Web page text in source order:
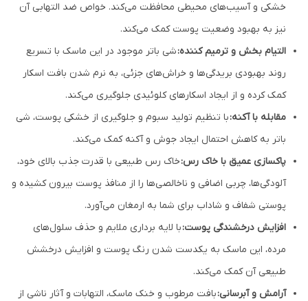
خشکی و آسیب‌های محیطی محافظت می‌کند. خواص ضد التهابی آن
نیز به بهبود وضعیت پوست کمک می‌کند.
التیام بخش و ترمیم کننده:شی باتر موجود در این ماسک با تسریع
روند بهبودی بریدگی‌ها و خراش‌های جزئی، به نرم شدن بافت اسکار
کمک کرده و از ایجاد اسکارهای کلوئیدی جلوگیری می‌کند.
مقابله با آکنه:با تنظیم تولید سبوم و جلوگیری از خشکی پوست، شی
باتر به کاهش احتمال ایجاد جوش و آکنه کمک می‌کند.
پاکسازی عمیق با خاک رس:خاک رس طبیعی با قدرت جذب بالای خود،
آلودگی‌ها، چربی اضافی و ناخالصی‌ها را از منافذ پوست بیرون کشیده و
پوستی شفاف و شاداب برای شما به ارمغان می‌آورد.
افزایش درخشندگی پوست:با لایه برداری ملایم و حذف سلول‌های
مرده، این ماسک به یکدست شدن رنگ پوست و افزایش درخشش
طبیعی آن کمک می‌کند.
آرامش و آبرسانی:بافت مرطوب و خنک ماسک، التهابات و آثار ناشی از